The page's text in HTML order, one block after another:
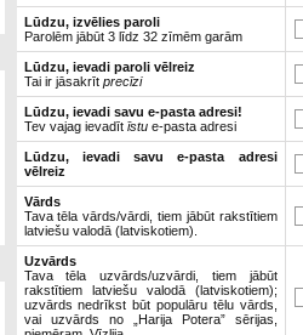
Lūdzu, izvēlies paroli
Parolēm jābūt 3 līdz 32 zīmēm garām
Lūdzu, ievadi paroli vēlreiz
Tai ir jāsakrīt precīzi
Lūdzu, ievadi savu e-pasta adresi!
Tev vajag ievadīt īstue-pasta adresi
Lūdzu, ievadi savu e-pasta adresi
vēlreiz
Vārds
Tava tēla vārds/vārdi, tiem jābūt rakstītiem
latviešu valodā (latviskotiem).
Uzvārds
Tava tēla uzvārds/uzvārdi, tiem jābūt
rakstītiem latviešu valodā (latviskotiem);
uzvārds nedrīkst būt populāru tēlu vārds,
vai uzvārds no „Harija Potera” sērijas,